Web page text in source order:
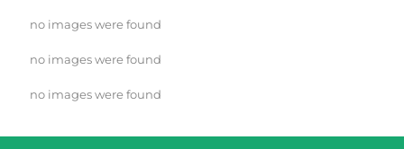
no images were found
no images were found
no images were found